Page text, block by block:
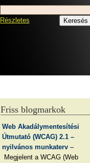
Részletes
Friss blogmarkok
Web Akadálymentesítési
Útmutató (WCAG) 2.1 –
nyilvános munkaterv –
Megjelent a WCAG (Web